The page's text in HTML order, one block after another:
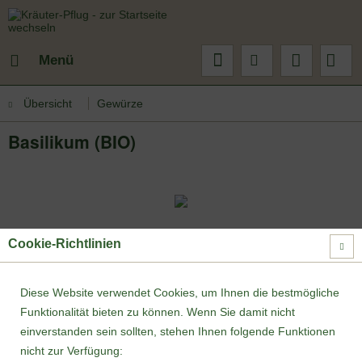
Menü
Übersicht Gewürze
Basilikum (BIO)
Cookie-Richtlinien
Diese Website verwendet Cookies, um Ihnen die bestmögliche
Funktionalität bieten zu können. Wenn Sie damit nicht
einverstanden sein sollten, stehen Ihnen folgende Funktionen
nicht zur Verfügung: